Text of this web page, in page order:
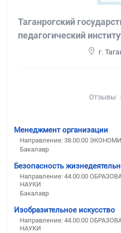
Таганрогский
педагогический
г.
Отзывы
Менеджмент организации
Направление: 38.00.00
Бакалавр
Безопасность
Направление: 44.00.00
НАУКИ
Бакалавр
Изобразительное искусство
Направление: 44.00.00
НАУКИ